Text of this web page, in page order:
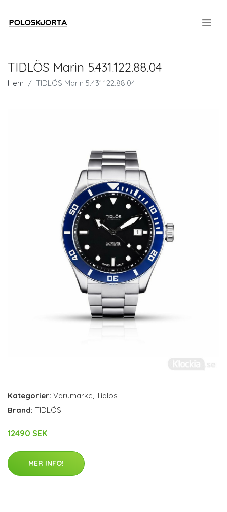
TIDLÖS Marin 5.431.122.88.04
Hem TIDLÖS Marin 5.431.122.88.04
Kategorier: Varumärke, Tidlös
Brand: TIDLÖS
12490 SEK
MER INFO!